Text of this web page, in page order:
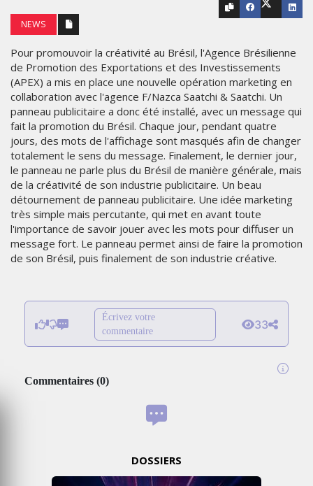
NEWS
Pour promouvoir la créativité au Brésil, l'Agence Brésilienne
de Promotion des Exportations et des Investissements
(APEX) a mis en place une nouvelle opération marketing en
collaboration avec l'agence F/Nazca Saatchi & Saatchi. Un
panneau publicitaire a donc été installé, avec un message qui
fait la promotion du Brésil. Chaque jour, pendant quatre
jours, des mots de l'affichage sont masqués afin de changer
totalement le sens du message. Finalement, le dernier jour,
le panneau ne parle plus du Brésil de manière générale, mais
de la créativité de son industrie publicitaire. Un beau
détournement de panneau publicitaire. Une idée marketing
très simple mais percutante, qui met en avant toute
l'importance de savoir jouer avec les mots pour diffuser un
message fort. Le panneau permet ainsi de faire la promotion
de son Brésil, puis finalement de son industrie créative.
Écrivez votre
commentaire
33
Commentaires (0)
DOSSIERS